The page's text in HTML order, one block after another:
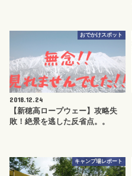
おでかけスポット
2018.12.24
【新穂高ロープウェー】攻略失
敗！絶景を逃した反省点。。
キャンプ場レポート